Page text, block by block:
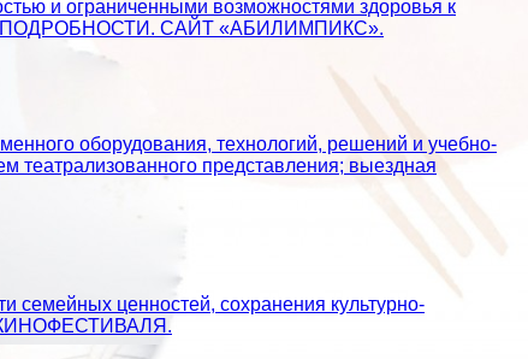
и ограниченными возможностями здоровья к
ПОДРОБНОСТИ. САЙТ «АБИЛИМПИКС».
оборудования, технологий, решений и учебно-
театрализованного представления; выездная
семейных ценностей, сохранения культурно-
КИНОФЕСТИВАЛЯ.